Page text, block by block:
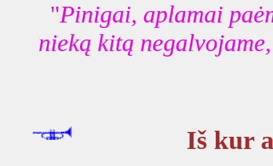
"Pinigai, aplamai
nieką kitą
Iš kur